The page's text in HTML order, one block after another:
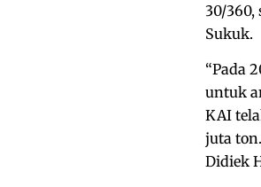
30/360,
Sukuk.
“Pada
untuk
KAI
juta
Didiek